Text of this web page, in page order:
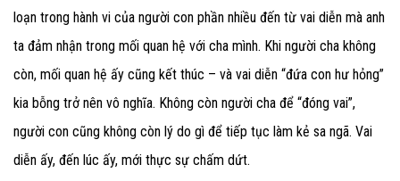
loạn trong hành vi của người con phần nhiều đến từ vai diễn mà anh
ta đảm nhận trong mối quan hệ với cha mình. Khi người cha không
còn, mối quan hệ ấy cũng kết thúc – và vai diễn “đứa con hư hỏng”
kia bỗng trở nên vô nghĩa. Không còn người cha để “đóng vai”,
người con cũng không còn lý do gì để tiếp tục làm kẻ sa ngã. Vai
diễn ấy, đến lúc ấy, mới thực sự chấm dứt.